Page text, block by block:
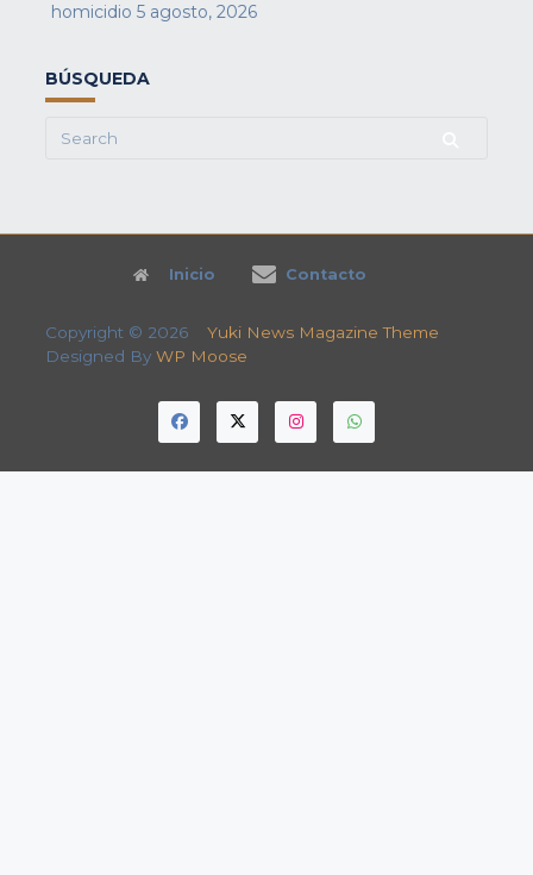
homicidio 5 agosto, 2026
BÚSQUEDA
Search
Inicio Contacto
Copyright © 2026 Yuki News Magazine Theme
Designed By WP Moose